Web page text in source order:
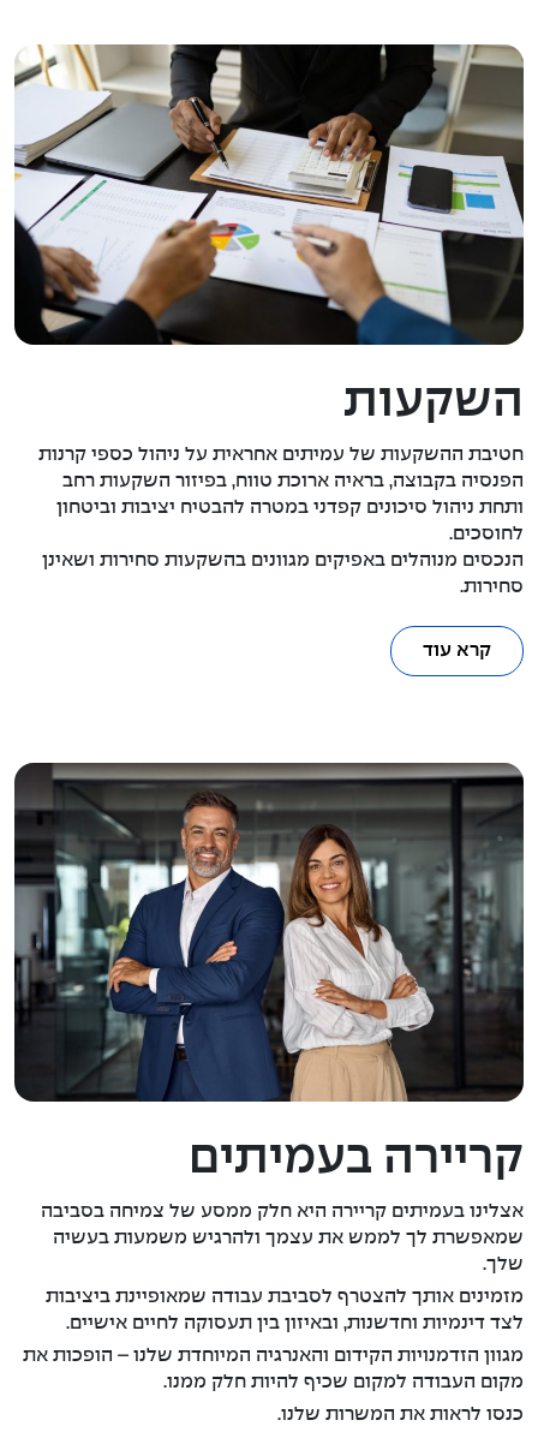
השקעות
חטיבת ההשקעות של עמיתים אחראית על ניהול כספי קרנות
הפנסיה בקבוצה, בראיה ארוכת טווח, בפיזור השקעות רחב
ותחת ניהול סיכונים קפדני במטרה להבטיח יציבות וביטחון
לחוסכים.
הנכסים מנוהלים באפיקים מגוונים בהשקעות סחירות ושאינן
סחירות.
קרא עוד
קריירה בעמיתים
אצלינו בעמיתים קריירה היא חלק ממסע של צמיחה בסביבה
שמאפשרת לך לממש את עצמך ולהרגיש משמעות בעשיה
שלך.
מזמינים אותך להצטרף לסביבת עבודה שמאופיינת ביציבות
לצד דינמיות וחדשנות, ובאיזון בין תעסוקה לחיים אישיים.
מגוון הזדמנויות הקידום והאנרגיה המיוחדת שלנו – הופכות את
מקום העבודה למקום שכיף להיות חלק ממנו.
כנסו לראות את המשרות שלנו.